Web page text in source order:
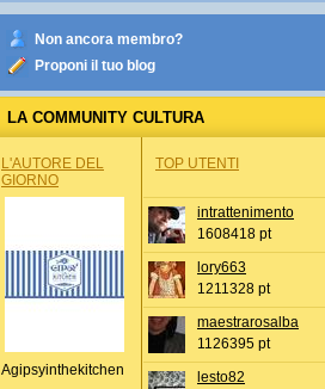
Non ancora membro?
Proponi il tuo blog
LA COMMUNITY CULTURA
L'AUTORE DEL
GIORNO
Agipsyinthekitchen
TOP UTENTI
intrattenimento
1608418 pt
lory663
1211328 pt
maestrarosalba
1126395 pt
lesto82